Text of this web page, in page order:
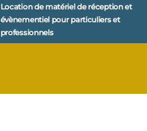
Location de matériel de réception et
évènementiel pour particuliers et
professionnels